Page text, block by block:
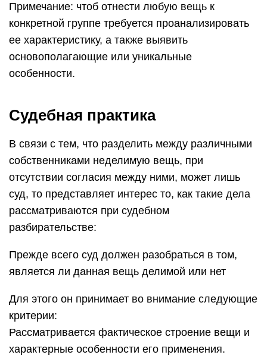
Примечание: чтоб отнести любую вещь к
конкретной группе требуется проанализировать
ее характеристику, а также выявить
основополагающие или уникальные
особенности.
Судебная практика
В связи с тем, что разделить между различными
собственниками неделимую вещь, при
отсутствии согласия между ними, может лишь
суд, то представляет интерес то, как такие дела
рассматриваются при судебном
разбирательстве:
Прежде всего суд должен разобраться в том,
является ли данная вещь делимой или нет
Для этого он принимает во внимание следующие
критерии:
Рассматривается фактическое строение вещи и
характерные особенности его применения.